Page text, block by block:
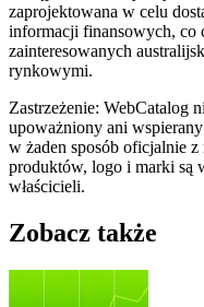
zaprojektowana w celu
informacji finansowych, co
zainteresowanych
rynkowymi.
Zastrzeżenie: WebCatalog
upoważniony ani
w żaden sposób oficjalnie
produktów, logo i marki są
właścicieli.
Zobacz także